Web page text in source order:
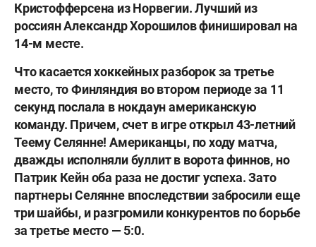
Кристофферсена из Норвегии. Лучший из
россиянАлександр Хорошиловфинишировал на
14-м месте.
Что касается хоккейных разборок за третье
место, то Финляндия во втором периоде за 11
секунд послала в нокдаун американскую
команду. Причем, счет в игре открыл 43-летний
Теему Селянне! Американцы, по ходу матча,
дважды исполняли буллит в ворота финнов, но
Патрик Кейноба раза не достиг успеха. Зато
партнеры Селянне впоследствии забросили еще
три шайбы, и разгромили конкурентов по борьбе
за третье место — 5:0.